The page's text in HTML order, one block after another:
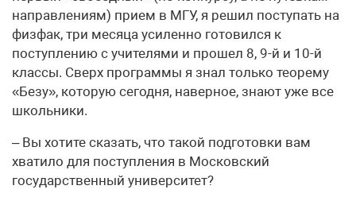
направлениям) прием в МГУ, я решил поступать на
физфак, три месяца усиленно готовился к
поступлению с учителями и прошел 8, 9-й и 10-й
классы. Сверх программы я знал только теорему
«Безу», которую сегодня, наверное, знают уже все
школьники.
– Вы хотите сказать, что такой подготовки вам
хватило для поступления в Московский
государственный университет?